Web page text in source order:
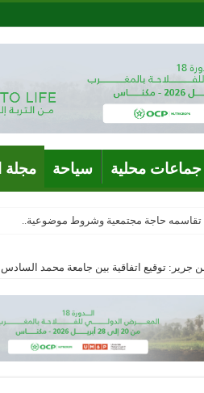
جماعات محلية سياحة مجلة
تقاسمه حاجة مجتمعية وشروط موضوعية..
جرير: توقيع اتفاقية بين جامعة محمد